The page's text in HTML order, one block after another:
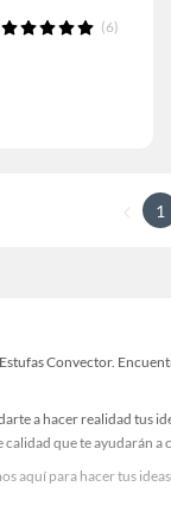
(6)
1
Convector.
a hacer realidad
que te ayudarán a
aquí para hacer tus